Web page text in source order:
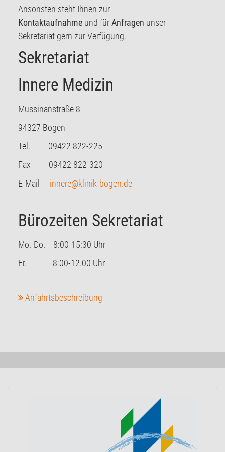
Ansonsten steht Ihnen zur
Kontaktaufnahme und fürAnfragen unser
Sekretariat gern zur Verfügung.
Sekretariat
Innere Medizin
Mussinanstraße 8
94327 Bogen
Tel. 09422 822-225
Fax 09422 822-320
E-Mail innere@klinik-bogen.de
Bürozeiten Sekretariat
Mo.-Do. 8:00-15:30 Uhr
Fr. 8:00-12.00 Uhr
Anfahrtsbeschreibung